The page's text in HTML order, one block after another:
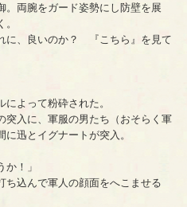
両腕をガード姿勢にし防壁を展
に、良いのか？ 『こちら』を見て
よって粉砕された。
入に、軍服の男たち（おそらく軍
迅とイグナートが突入。
か！」
込んで軍人の顔面をへこませる